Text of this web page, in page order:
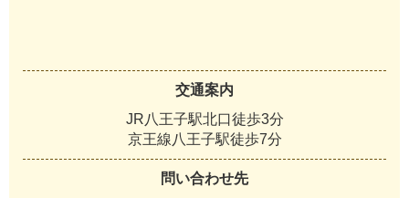
交通案内
JR八王子駅北口徒歩3分
京王線八王子駅徒歩7分
問い合わせ先